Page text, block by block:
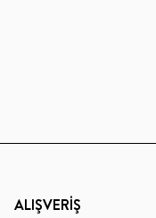
ALIŞVERİŞ